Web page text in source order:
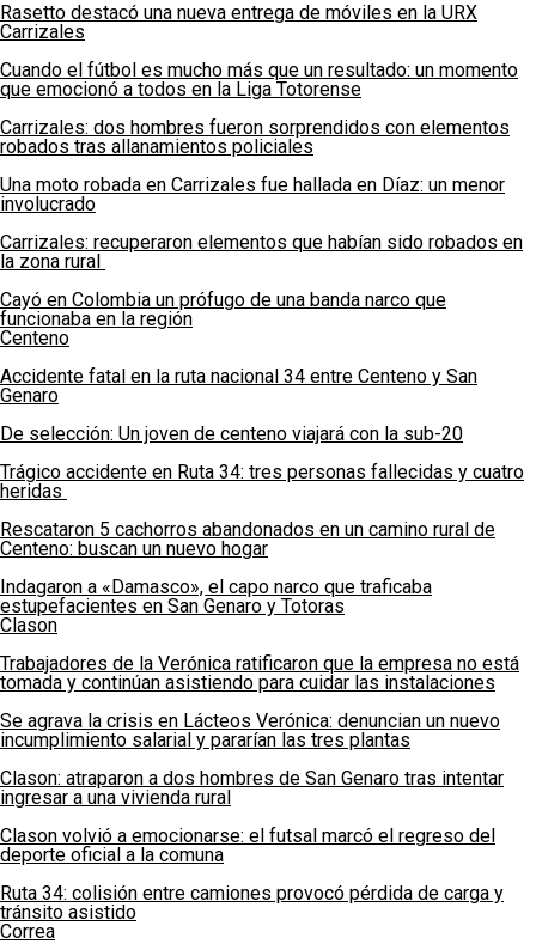
Rasetto destacó una nueva entrega de móviles en la URX
Carrizales
Cuando el fútbol es mucho más que un resultado: un momento
que emocionó a todos en la Liga Totorense
Carrizales: dos hombres fueron sorprendidos con elementos
robados tras allanamientos policiales
Una moto robada en Carrizales fue hallada en Díaz: un menor
involucrado
Carrizales: recuperaron elementos que habían sido robados en
la zona rural
Cayó en Colombia un prófugo de una banda narco que
funcionaba en la región
Centeno
Accidente fatal en la ruta nacional 34 entre Centeno y San
Genaro
De selección: Un joven de centeno viajará con la sub-20
Trágico accidente en Ruta 34: tres personas fallecidas y cuatro
heridas
Rescataron 5 cachorros abandonados en un camino rural de
Centeno: buscan un nuevo hogar
Indagaron a «Damasco», el capo narco que traficaba
estupefacientes en San Genaro y Totoras
Clason
Trabajadores de la Verónica ratificaron que la empresa no está
tomada y continúan asistiendo para cuidar las instalaciones
Se agrava la crisis en Lácteos Verónica: denuncian un nuevo
incumplimiento salarial y pararían las tres plantas
Clason: atraparon a dos hombres de San Genaro tras intentar
ingresar a una vivienda rural
Clason volvió a emocionarse: el futsal marcó el regreso del
deporte oficial a la comuna
Ruta 34: colisión entre camiones provocó pérdida de carga y
tránsito asistido
Correa